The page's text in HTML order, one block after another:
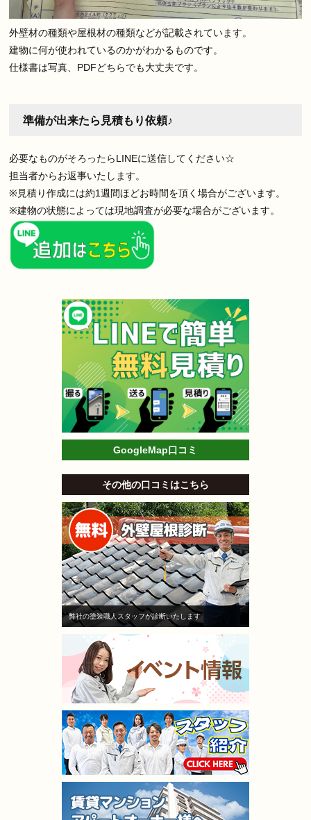
外壁材の種類や屋根材の種類などが記載されています。
建物に何が使われているのかがわかるものです。
仕様書は写真、PDFどちらでも大丈夫です。
準備が出来たら見積もり依頼♪
必要なものがそろったらLINEに送信してください☆
担当者からお返事いたします。
※見積り作成には約1週間ほどお時間を頂く場合がございます。
※建物の状態によっては現地調査が必要な場合がございます。
GoogleMap口コミ
その他の口コミはこちら
弊社の塗装職人スタッフが診断いたします